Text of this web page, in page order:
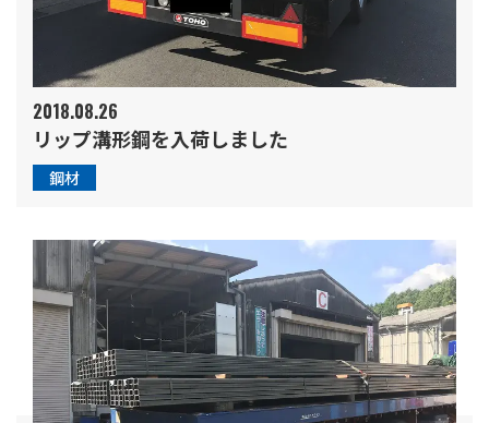
2018.08.26
リップ溝形鋼を入荷しました
鋼材